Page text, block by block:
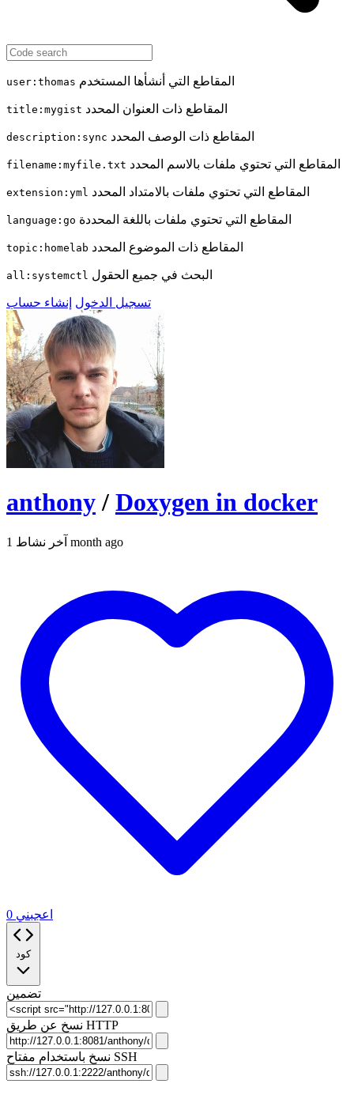
user:thomas المقاطع التي أنشأها المستخدم
title:mygist المقاطع ذات العنوان المحدد
description:sync المقاطع ذات الوصف المحدد
filename:myfile.txt المقاطع التي تحتوي ملفات بالاسم المحدد
extension:yml المقاطع التي تحتوي ملفات بالامتداد المحدد
language:go المقاطع التي تحتوي ملفات باللغة المحددة
topic:homelab المقاطع ذات الموضوع المحدد
all:systemctl البحث في جميع الحقول
تسجيل الدخول إنشاء حساب
anthony / Doxygen in docker
آخر نشاط 1 month ago
اعجبني 0
كود
تضمين
نسخ عن طريق HTTP
نسخ باستخدام مفتاح SSH